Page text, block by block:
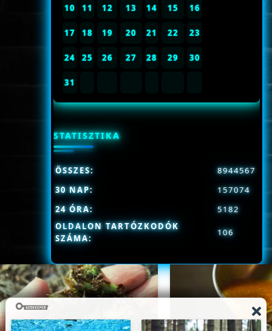
10 11 12 13 14 15 16
17 18 19 20 21 22 23
24 25 26 27 28 29 30
31
STATISZTIKA
OLDALON TARTÓZKODÓK
SZÁMA:
106
ÖSSZES:
8944567
30 NAP:
157074
24 ÓRA:
5182